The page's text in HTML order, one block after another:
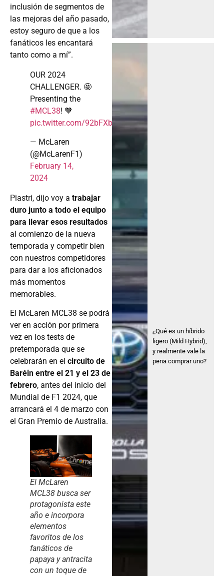
inclusión de segmentos de
las mejoras del año pasado,
estoy seguro de que a los
fanáticos les encantará
tanto como a mí”.
OUR 2024
CHALLENGER. 🤩
Presenting the
#MCL38! 🧡
pic.twitter.com/92bFXbLSmb
— McLaren
(@McLarenF1)
February 14,
2024
Piastri, dijo voy a trabajar
duro junto a todo el equipo
para llevar esos resultados
al comienzo de la nueva
temporada y competir bien
con nuestros competidores
para dar a los aficionados
más momentos
memorables.
El McLaren MCL38 se podrá
ver en acción por primera
vez en los tests de
pretemporada que se
celebrarán en el circuito de
Baréin entre el 21 y el 23 de
febrero, antes del inicio del
Mundial de F1 2024, que
arrancará el 4 de marzo con
el Gran Premio de Australia.
El McLaren
MCL38 busca ser
protagonista este
año e incorpora
elementos
favoritos de los
fanáticos de
papaya y antracita
con un toque de
¿Qué es un híbrido
ligero (Mild Hybrid),
y realmente vale la
pena comprar uno?